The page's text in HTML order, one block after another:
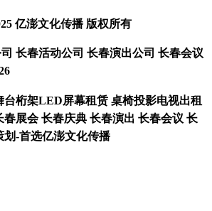
亿澎文化传播 版权所有
长春活动公司 长春演出公司 长春会议
台桁架LED屏幕租赁 桌椅投影电视出租
春展会 长春庆典 长春演出 长春会议 长
-首选亿澎文化传播